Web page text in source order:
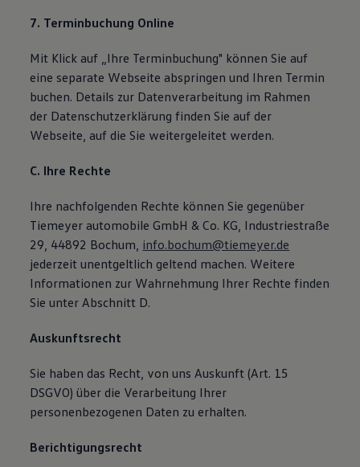
7. Terminbuchung Online
Mit Klick auf „Ihre Terminbuchung" können Sie auf
eine separate Webseite abspringen und Ihren Termin
buchen. Details zur Datenverarbeitung im Rahmen
der Datenschutzerklärung finden Sie auf der
Webseite, auf die Sie weitergeleitet werden.
C. Ihre Rechte
Ihre nachfolgenden Rechte können Sie gegenüber
Tiemeyer automobile GmbH & Co. KG, Industriestraße
29, 44892 Bochum, info.bochum@tiemeyer.de
jederzeit unentgeltlich geltend machen. Weitere
Informationen zur Wahrnehmung Ihrer Rechte finden
Sie unter Abschnitt D.
Auskunftsrecht
Sie haben das Recht, von uns Auskunft (Art. 15
DSGVO) über die Verarbeitung Ihrer
personenbezogenen Daten zu erhalten.
Berichtigungsrecht